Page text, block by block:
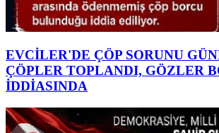
EVCİLER'DE ÇÖP SORUNU
ÇÖPLER TOPLANDI, GÖZLER
İDDİASINDA